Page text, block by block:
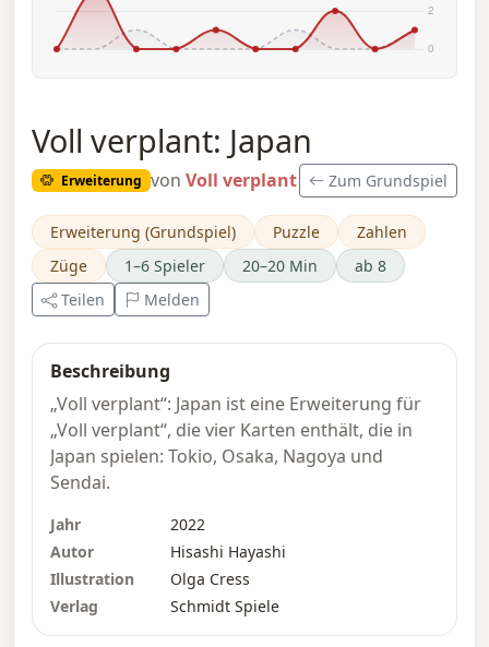
Voll verplant: Japan
Erweiterung von Voll verplant Zum Grundspiel
Erweiterung (Grundspiel) Puzzle
Zahlen
Züge
1–6 Spieler 20–20 Min
ab 8
Teilen
Melden
Beschreibung
„Voll verplant“: Japan ist eine Erweiterung für
„Voll verplant“, die vier Karten enthält, die in
Japan spielen: Tokio, Osaka, Nagoya und
Sendai.
Jahr
2022
Autor
Hisashi Hayashi
Illustration
Olga Cress
Verlag
Schmidt Spiele